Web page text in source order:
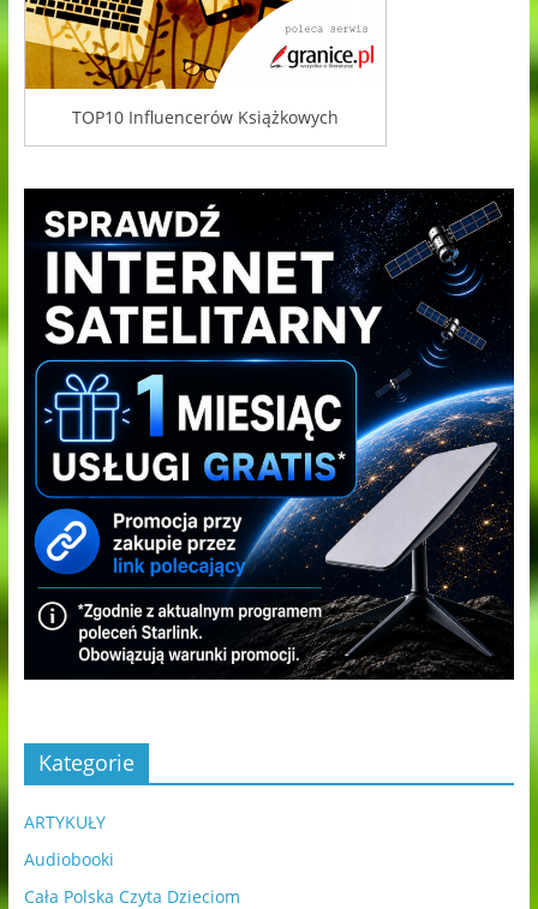
TOP10 Influencerów Książkowych
Kategorie
ARTYKUŁY
Audiobooki
Cała Polska Czyta Dzieciom